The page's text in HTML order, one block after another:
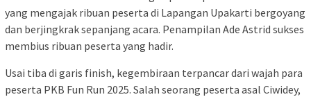
yang mengajak ribuan peserta di Lapangan Upakarti bergoyang
dan berjingkrak sepanjang acara. Penampilan Ade Astrid sukses
membius ribuan peserta yang hadir.
Usai tiba di garis finish, kegembiraan terpancar dari wajah para
peserta PKB Fun Run 2025. Salah seorang peserta asal Ciwidey,